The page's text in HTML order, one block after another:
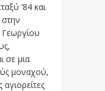
’84 και
σε μια
μοναχού,